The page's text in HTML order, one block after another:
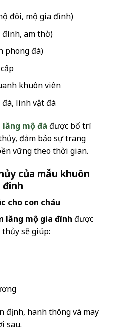
đôi, mộ gia đình)
đình, am thờ)
phong đá)
khuôn viên
linh vật đá
lăng mộ đá được bố trí
đảm bảo sự trang
vững theo thời gian.
của mẫu khuôn
đình
cho con cháu
lăng mộ gia đình được
sẽ giúp:
định, hanh thông và may
sau.